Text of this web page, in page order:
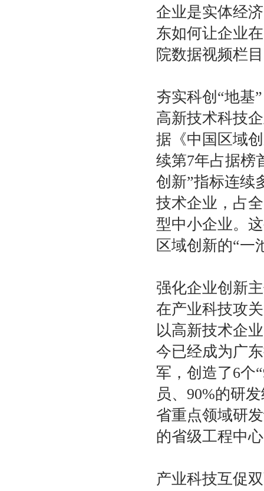
企业是实体经
东如何让企业
院数据视频栏
夯实科创“地基”
高新技术科技
据《中国区域
续第7年占据榜
创新”指标连续
技术企业，占
型中小企业。
区域创新的“一
强化企业创新
在产业科技攻
以高新技术企
今已经成为广
军，创造了6个
员、90%的研
省重点领域研
的省级工程中
产业科技互促